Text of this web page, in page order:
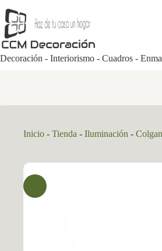
al
contenido
Decoración - Interiorismo - Cuadros -
Inicio - Tienda - Iluminación -